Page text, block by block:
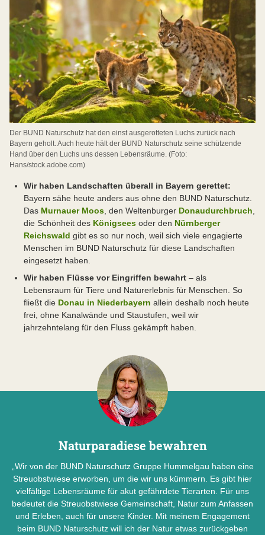
Der BUND Naturschutz hat den einst ausgerotteten Luchs zurück nach
Bayern geholt. Auch heute hält der BUND Naturschutz seine schützende
Hand über den Luchs uns dessen Lebensräume. (Foto:
Hans/stock.adobe.com)
Wir haben Landschaften überall in Bayern gerettet:
Bayern sähe heute anders aus ohne den BUND Naturschutz.
Das Murnauer Moos , den Weltenburger Donaudurchbruch
die Schönheit des Königsees oder den Nürnberger
Reichswald gibt es so nur noch, weil sich viele engagierte
Menschen im BUND Naturschutz für diese Landschaften
eingesetzt haben.
Wir haben Flüsse vor Eingriffen bewahrt – als
Lebensraum für Tiere und Naturerlebnis für Menschen. So
fließt die Donau in Niederbayern allein deshalb noch heute
frei, ohne Kanalwände und Staustufen, weil wir
jahrzehntelang für den Fluss gekämpft haben.
Naturparadiese bewahren
„Wir von der BUND Naturschutz Gruppe Hummelgau haben eine
Streuobstwiese erworben, um die wir uns kümmern. Es gibt hier
vielfältige Lebensräume für akut gefährdete Tierarten. Für uns
bedeutet die Streuobstwiese Gemeinschaft, Natur zum Anfassen
und Erleben, auch für unsere Kinder. Mit meinem Engagement
beim BUND Naturschutz will ich der Natur etwas zurückgeben